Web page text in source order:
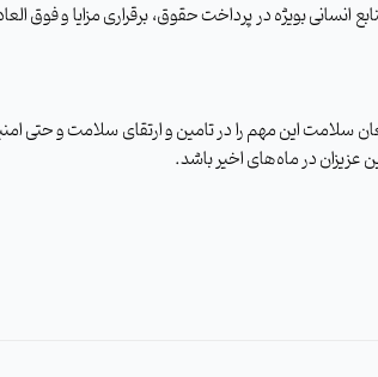
بویژه در پرداخت حقوق، برقراری مزایا و فوق
سلامت این مهم را در تامین و ارتقای سلامت و حتی
در ماه‌های اخیر باشد.